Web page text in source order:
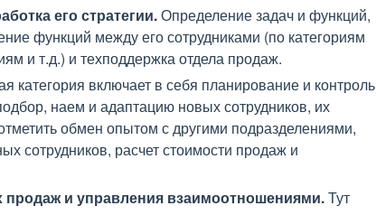
его стратегии.Определение задач и функций,
функций между его сотрудниками (по категориям
и т.д.) и техподдержка отдела продаж.
категория включает в себя планирование и контроль
наем и адаптацию новых сотрудников, их
обмен опытом с другими подразделениями,
сотрудников, расчет стоимости продаж и
и управления взаимоотношениями.Тут